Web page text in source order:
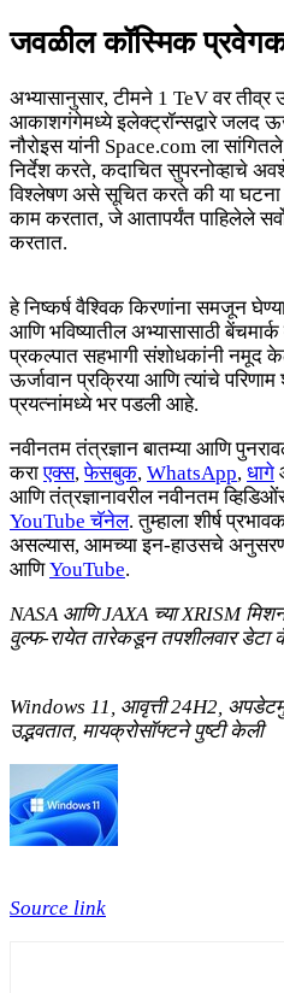
जवळील कॉस्मिक
अभ्यासानुसार, टीमने 1 TeV वर
आकाशगंगेमध्ये इलेक्ट्रॉन्सद्वारे जलद
नौरोइस यांनी Space.com ला
निर्देश करते, कदाचित सुपरनोव्हाचे
विश्लेषण असे सूचित करते की या
काम करतात, जे आतापर्यंत पाहिलेले
करतात.
हे निष्कर्ष वैश्विक किरणांना समजून
आणि भविष्यातील अभ्यासासाठी
प्रकल्पात सहभागी संशोधकांनी नमूद
ऊर्जावान प्रक्रिया आणि त्यांचे
प्रयत्नांमध्ये भर पडली आहे.
नवीनतम तंत्रज्ञान बातम्या आणि
कराएक्स,फेसबुक, WhatsApp, धागे
आणि तंत्रज्ञानावरील नवीनतम
YouTube चॅनेल. तुम्हाला शीर्ष
असल्यास, आमच्या इन-हाउसचे
आणिYouTube.
NASA आणि JAXA च्या XRISM
वुल्फ-रायेत तारेकडून तपशीलवार डेटा
Windows 11, आवृत्ती 24H2,
उद्भवतात, मायक्रोसॉफ्टने पुष्टी केली
Source link